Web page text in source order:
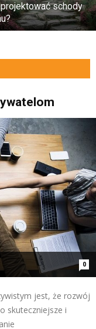
schody
0
jest, że rozwój
skuteczniejsze i